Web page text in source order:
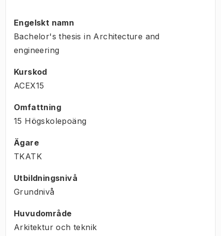
Engelskt namn
Bachelor's thesis in Architecture and
engineering
Kurskod
ACEX15
Omfattning
15 Högskolepoäng
Ägare
TKATK
Utbildningsnivå
Grundnivå
Huvudområde
Arkitektur och teknik